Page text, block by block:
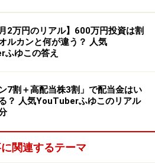
です。最新の内容をご確認くださ
報提供を目的としており、特定の金融
ものではありません。
的なご判断はご自身の責任において
ついては十分に配慮しております
ではなく、これに基づく損失・損害
任を負いません。
、必ず各金融機関やサービス提供者
。
ンケート（2026/8/31まで）
月2万円のリアル】600万円投資は割
ルカンと何が違う？ 人気
ゆこの答え
ン7割＋高配当株3割」で配当金はい
？ 人気YouTuberふゆこのリアル
関連するテーマ